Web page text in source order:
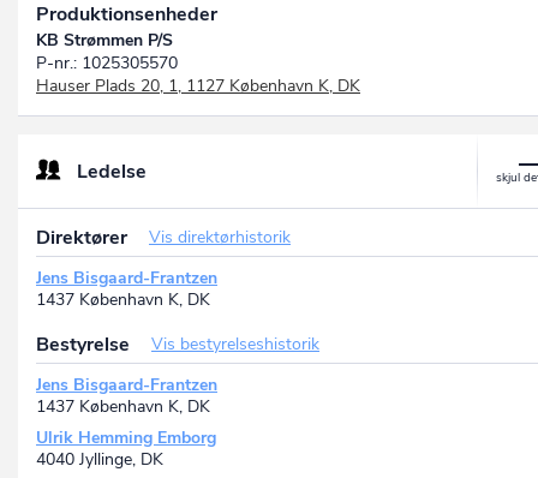
Produktionsenheder
KB Strømmen P/S
P-nr.: 1025305570
Hauser Plads 20, 1, 1127 København K, DK
Ledelse
Direktører
Vis direktørhistorik
Jens Bisgaard-Frantzen
1437 København K, DK
Bestyrelse
Vis bestyrelseshistorik
Jens Bisgaard-Frantzen
1437 København K, DK
Ulrik Hemming Emborg
4040 Jyllinge, DK